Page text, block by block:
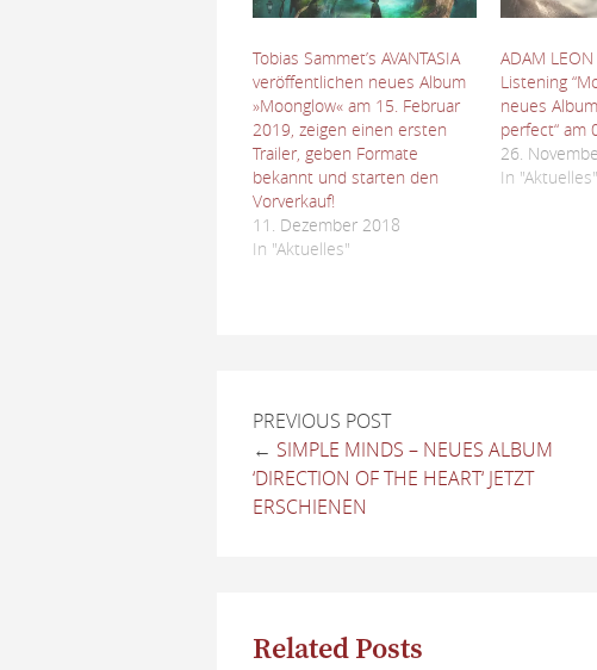
Tobias Sammet’s AVANTASIA
veröffentlichen neues Album
»Moonglow« am 15. Februar
2019, zeigen einen ersten
Trailer, geben Formate
bekannt und starten den
Vorverkauf!
11. Dezember 2018
In "Aktuelles"
ADAM
Listening
neues
perfect“ am
26.
In "Aktuelles"
PREVIOUS POST
← SIMPLE MINDS – NEUES ALBUM
‘DIRECTION OF THE HEART‘ JETZT
ERSCHIENEN
Related Posts